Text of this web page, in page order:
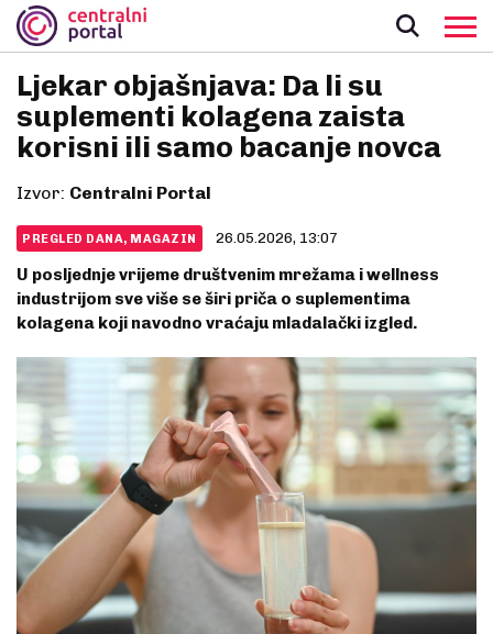
Ljekar objašnjava: Da li su
suplementi kolagena zaista
korisni ili samo bacanje novca
Izvor: Centralni Portal
PREGLED DANA, MAGAZIN 26.05.2026, 13:07
U posljednje vrijeme društvenim mrežama i wellness
industrijom sve više se širi priča o suplementima
kolagena koji navodno vraćaju mladalački izgled.